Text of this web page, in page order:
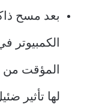
بعد مسح
الكمبيوتر
المؤقت من
لها تأثير